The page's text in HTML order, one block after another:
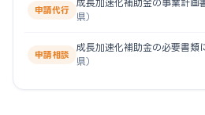
申請代行
成長加速化補助金の事業計画
県）
申請相談
成長加速化補助金の必要書類
県）